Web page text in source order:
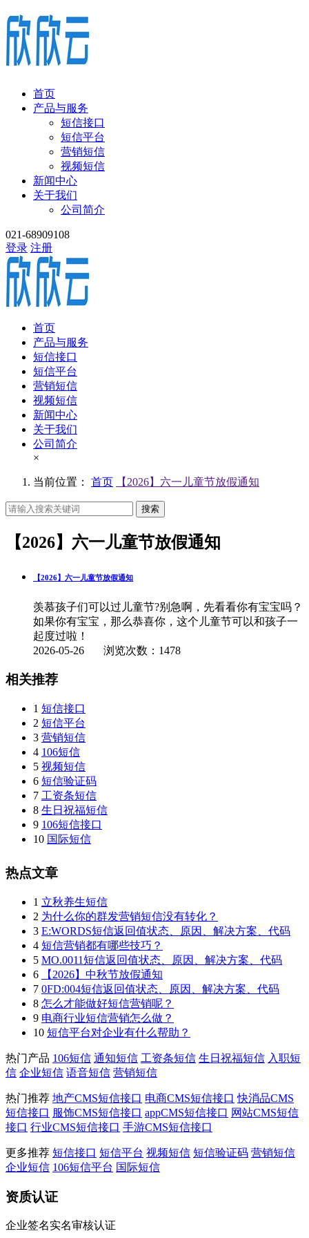
首页
产品与服务
短信接口
短信平台
营销短信
视频短信
新闻中心
关于我们
公司简介
021-68909108
登录 注册
首页
产品与服务
短信接口
短信平台
营销短信
视频短信
新闻中心
关于我们
公司简介
×
当前位置： 首页 【2026】六一儿童节放假通知
搜索
【2026】六一儿童节放假通知
【2026】六一儿童节放假通知
羡慕孩子们可以过儿童节?别急啊，先看看你有宝宝吗？
如果你有宝宝，那么恭喜你，这个儿童节可以和孩子一
起度过啦！
2026-05-26 浏览次数：1478
相关推荐
1 短信接口
2 短信平台
3 营销短信
4 106短信
5 视频短信
6 短信验证码
7 工资条短信
8 生日祝福短信
9 106短信接口
10 国际短信
热点文章
1 立秋养生短信
2 为什么你的群发营销短信没有转化？
3 E:WORDS短信返回值状态、原因、解决方案、代码
4 短信营销都有哪些技巧？
5 MO.0011短信返回值状态、原因、解决方案、代码
6
【2026】中秋节放假通知
7 0FD:004短信返回值状态、原因、解决方案、代码
8 怎么才能做好短信营销呢？
9 电商行业短信营销怎么做？
10 短信平台对企业有什么帮助？
热门产品 106短信 通知短信 工资条短信 生日祝福短信 入职短
信 企业短信 语音短信 营销短信
热门推荐 地产CMS短信接口 电商CMS短信接口 快消品CMS
短信接口 服饰CMS短信接口 appCMS短信接口 网站CMS短信
接口 行业CMS短信接口 手游CMS短信接口
更多推荐 短信接口 短信平台 视频短信 短信验证码 营销短信
企业短信 106短信平台 国际短信
资质认证
企业签名实名审核认证